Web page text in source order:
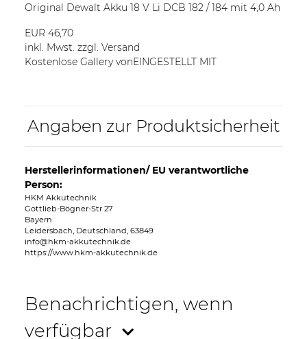
Original Dewalt Akku 18 V Li DCB 182 / 184 mit 4,0 Ah
EUR 46,70
inkl. Mwst. zzgl. Versand
Kostenlose Gallery vonEINGESTELLT MIT
Angaben zur Produktsicherheit
Herstellerinformationen/ EU verantwortliche
Person:
HKM Akkutechnik
Gottlieb-Bögner-Str 27
Bayern
Leidersbach, Deutschland, 63849
info@hkm-akkutechnik.de
https://www.hkm-akkutechnik.de
Benachrichtigen, wenn
verfügbar